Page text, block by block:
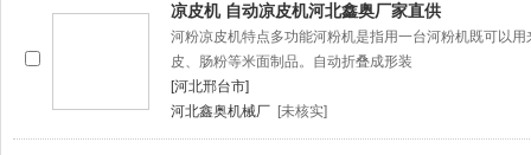
凉皮机 自动凉皮机河北鑫奥厂家直供
河粉凉皮机特点多功能河粉机是指用一台河粉机既可以
皮、肠粉等米面制品。自动折叠成形装
[河北邢台市]
河北鑫奥机械厂 [未核实]